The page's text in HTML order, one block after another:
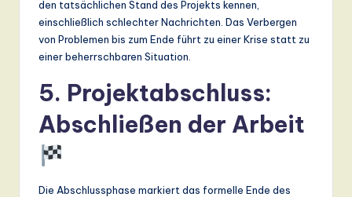
den tatsächlichen Stand des Projekts kennen,
einschließlich schlechter Nachrichten. Das Verbergen
von Problemen bis zum Ende führt zu einer Krise statt zu
einer beherrschbaren Situation.
5. Projektabschluss:
Abschließen der Arbeit
Die Abschlussphase markiert das formelle Ende des